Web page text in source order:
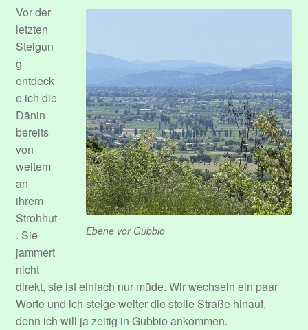
Ebene vor Gubbio
Vor der
letzten
Steigun
g
entdeck
e ich die
Dänin
bereits
von
weitem
an
ihrem
Strohhut
. Sie
jammert
nicht
direkt, sie ist einfach nur müde. Wir wechseln ein paar
Worte und ich steige weiter die steile Straße hinauf,
denn ich will ja zeitig in Gubbio ankommen.